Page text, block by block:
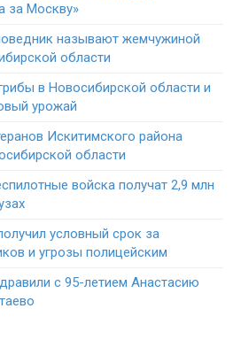
за Москву»
называют жемчужиной
области
в Новосибирской области и
урожай
Искитимского района
области
войска получат 2,9 млн
условный срок за
и угрозы полицейским
с 95-летием Анастасию